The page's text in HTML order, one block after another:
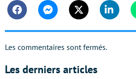
FacebookMessengerTwitter
Les commentaires sont fermés.
Les derniers articles